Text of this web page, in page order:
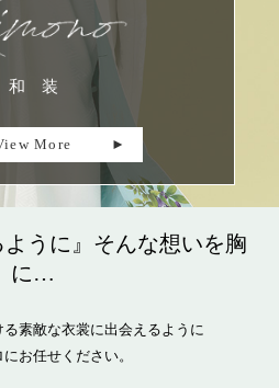
和 装
More
ように』そんな想いを胸
に…
素敵な衣裳に出会えるように
お任せください。